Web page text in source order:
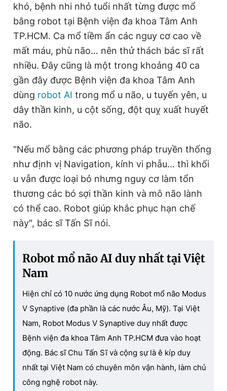
khó, bệnh nhi nhỏ tuổi nhất từng được mổ
bằng robot tại Bệnh viện đa khoa Tâm Anh
TP.HCM. Ca mổ tiềm ẩn các nguy cơ cao về
mất máu, phù não… nên thử thách bác sĩ rất
nhiều. Đây cũng là một trong khoảng 40 ca
gần đây được Bệnh viện đa khoa Tâm Anh
dùng robot AI trong mổ u não, u tuyến yên, u
dây thần kinh, u cột sống, đột quỵ xuất huyết
não.
"Nếu mổ bằng các phương pháp truyền thống
như định vị Navigation, kính vi phẫu… thì khối
u vẫn được loại bỏ nhưng nguy cơ làm tổn
thương các bó sợi thần kinh và mô não lành
có thể cao. Robot giúp khắc phục hạn chế
này", bác sĩ Tấn Sĩ nói.
Robot mổ não AI duy nhất tại Việt
Nam
Hiện chỉ có 10 nước ứng dụng Robot mổ não Modus
V Synaptive (đa phần là các nước Âu, Mỹ). Tại Việt
Nam, Robot Modus V Synaptive duy nhất được
Bệnh viện đa khoa Tâm Anh TP.HCM đưa vào hoạt
động. Bác sĩ Chu Tấn Sĩ và cộng sự là ê kíp duy
nhất tại Việt Nam có chuyên môn vận hành, làm chủ
công nghệ robot này.